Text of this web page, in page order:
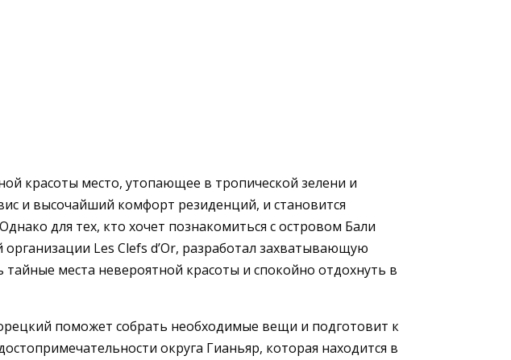
красоты место, утопающее в тропической зелени и
и высочайший комфорт резиденций, и становится
для тех, кто хочет познакомиться с островом Бали
Les Clefs d’Or, разработал захватывающую
тайные места невероятной красоты и спокойно отдохнуть в
поможет собрать необходимые вещи и подготовит к
округа Гианьяр, которая находится в